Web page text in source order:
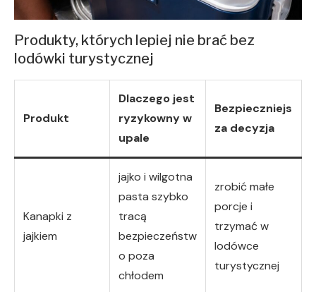
Produkty, których lepiej nie brać bez
lodówki turystycznej
Produkt
Dlaczego jest
ryzykowny w
upale
Bezpieczniejs
za decyzja
Kanapki z
jajkiem
jajko i wilgotna
pasta szybko
tracą
bezpieczeństw
o poza
chłodem
zrobić małe
porcje i
trzymać w
lodówce
turystycznej